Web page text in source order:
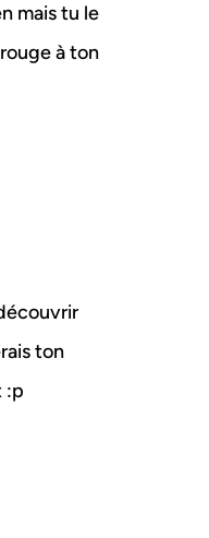
mais tu le
à ton
ton
:p